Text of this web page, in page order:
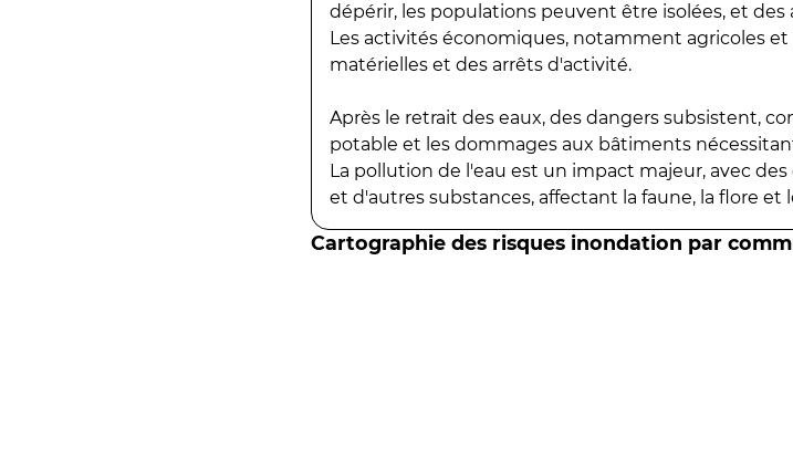
dépérir, les populations peuvent être isolées, et
Les activités économiques, notamment agricoles
matérielles et des arrêts d'activité.
Après le retrait des eaux, des dangers subsistent,
potable et les dommages aux bâtiments
La pollution de l'eau est un impact majeur, avec
et d'autres substances, affectant la faune, la flore et
Cartographie des risques inondation par